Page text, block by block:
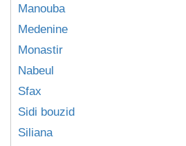
Manouba
Medenine
Monastir
Nabeul
Sfax
Sidi bouzid
Siliana